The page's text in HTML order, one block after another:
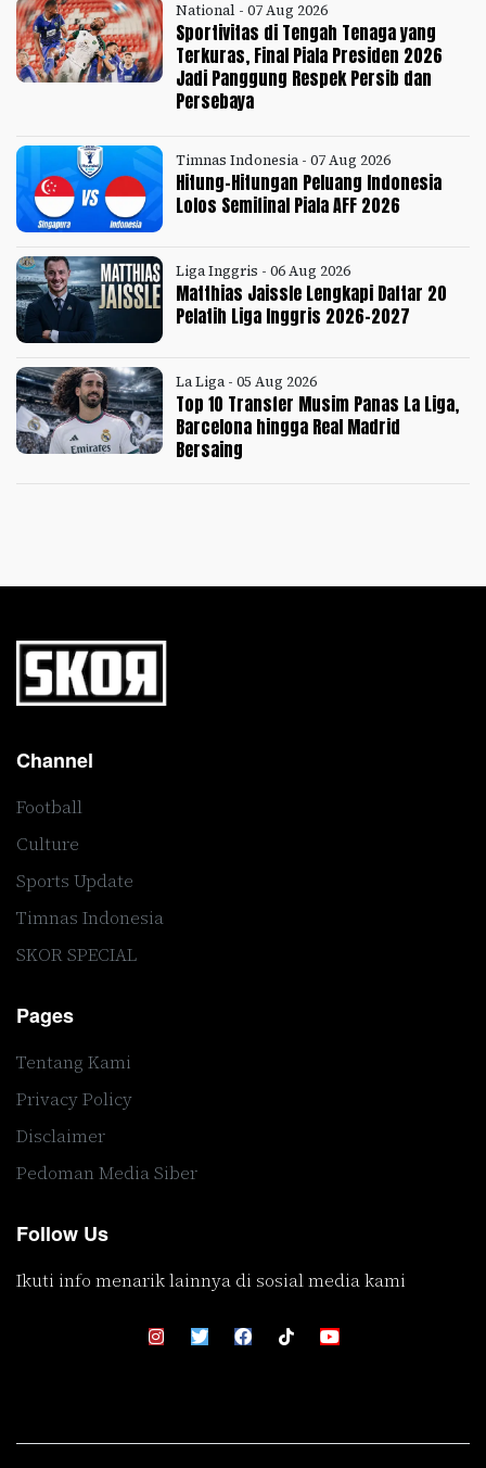
National - 07 Aug 2026
Sportivitas di Tengah Tenaga yang
Terkuras, Final Piala Presiden 2026
Jadi Panggung Respek Persib dan
Persebaya
Timnas Indonesia - 07 Aug 2026
Hitung-Hitungan Peluang Indonesia
Lolos Semifinal Piala AFF 2026
Liga Inggris - 06 Aug 2026
Matthias Jaissle Lengkapi Daftar 20
Pelatih Liga Inggris 2026-2027
La Liga - 05 Aug 2026
Top 10 Transfer Musim Panas La Liga,
Barcelona hingga Real Madrid
Bersaing
Channel
Football
Culture
Sports Update
Timnas Indonesia
SKOR SPECIAL
Pages
Tentang Kami
Privacy Policy
Disclaimer
Pedoman Media Siber
Follow Us
Ikuti info menarik lainnya di sosial media kami